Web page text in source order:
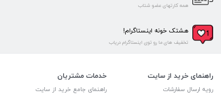
همه کارتهای عضو شتاب
هشتک خونه اینستاگرام!
تخفیف های ما رو توی اینستاگرام دریاب
راهنمای خرید از سایت
رویه ارسال سفارشات
خدمات مشتریان
راهنمای جامع خرید از سایت